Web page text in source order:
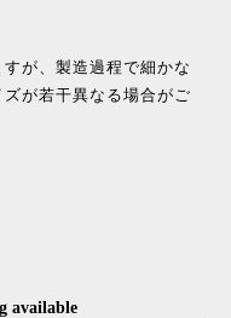
が、製造過程で細かな
が若干異なる場合がご
available